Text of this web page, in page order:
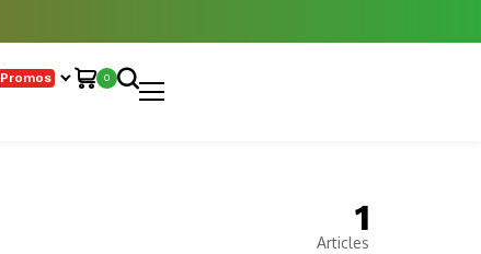
Promos 0
1
Articles